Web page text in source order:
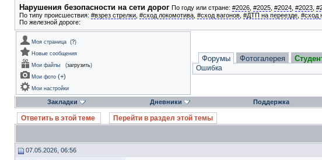
Нарушения безопасности на сети дорог По году или стране: #2026 #2025 #2024 #2023
По типу происшествия: #взрез стрелки #сход локомотива #сход вагонов #ДТП на переезде #сход
По железной дороге:
Моя страница (?)
Новые сообщения
Мои файлы
(загрузить)
Мои фото (+)
Мои настройки
Форумы Фотогалерея
Ошибка
Закладки Дневники Поддержка
Ответить в этой теме Перейти в раздел этой темы
07.05.2026, 06:56